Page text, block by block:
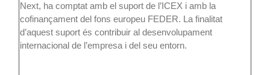
Next, ha comptat amb el suport de l’ICEX i amb la
cofinançament del fons europeu FEDER. La finalitat
d’aquest suport és contribuir al desenvolupament
internacional de l’empresa i del seu entorn.